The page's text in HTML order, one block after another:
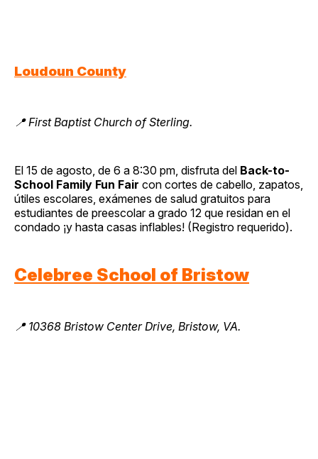
Loudoun County
📍 First Baptist Church of Sterling.
El 15 de agosto, de 6 a 8:30 pm, disfruta del Back-to-
School Family Fun Fair con cortes de cabello, zapatos,
útiles escolares, exámenes de salud gratuitos para
estudiantes de preescolar a grado 12 que residan en el
condado ¡y hasta casas inflables! (Registro requerido).
Celebree School of Bristow
📍 10368 Bristow Center Drive, Bristow, VA.